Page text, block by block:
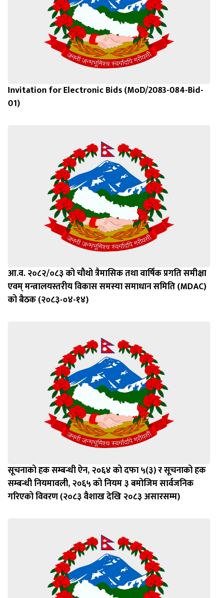
Invitation for Electronic Bids (MoD/2083-084-Bid-
01)
आ.व. २०८२/०८३ को चौथो त्रैमासिक तथा वार्षिक प्रगति समीक्षा
एवम् मन्त्रालयस्तरीय विकास समस्या समाधान समिति (MDAC)
को बैठक (२०८३-०४-१४)
सूचनाको हक सम्बन्धी ऐन, २०६४ को दफा ५(३) र सूचनाको हक
सम्बन्धी नियमावली, २०६५ को नियम ३ बमोजिम सार्वजनिक
गरिएको विवरण (२०८३ वैशाख देखि २०८३ असारसम्म)